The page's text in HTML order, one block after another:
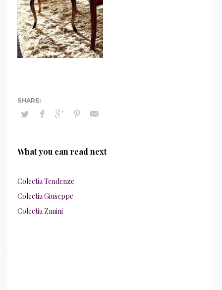
What you can read next
Colectia Tendenze
Colectia Giuseppe
Colectia Zanini